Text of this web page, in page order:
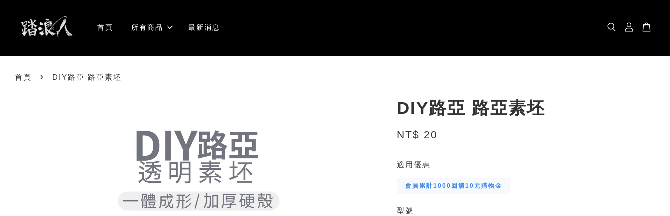
首頁 所有商品 最新消息
首頁 › DIY路亞 路亞素坯
DIY路亞 路亞素坯
NT$ 20
適用優惠
會員累計1000回饋10元購物金
型號